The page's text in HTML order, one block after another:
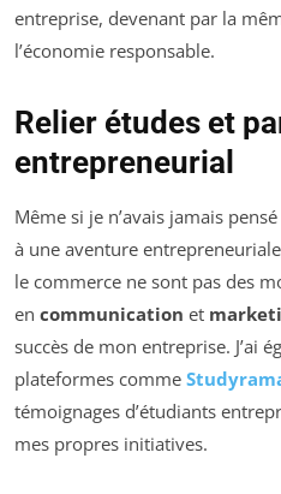
entreprise, devenant par la
l’économie responsable.
Relier études et
entrepreneurial
Même si je n’avais jamais
à une aventure
le commerce ne sont pas des
en communication et
succès de mon entreprise. J’ai
plateformes comme
témoignages d’étudiants
mes propres initiatives.